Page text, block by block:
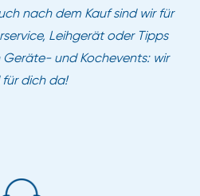
nach dem Kauf sind wir für
Leihgerät oder Tipps
Geräte- und Kochevents: wir
für dich da!